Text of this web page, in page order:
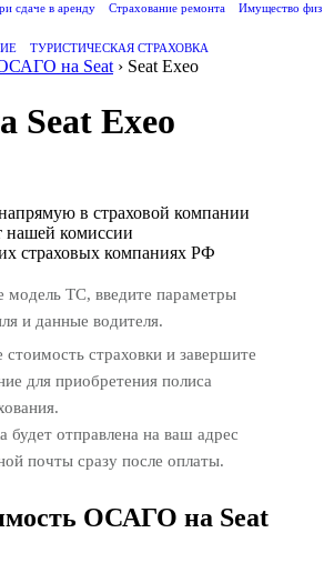
сдаче в аренду Страхование ремонта
Имущество физ
ТУРИСТИЧЕСКАЯ СТРАХОВКА
на Seat › Seat Exeo
Exeo
в страховой компании
нашей комиссии
страховых компаниях РФ
модель ТС, введите параметры
и данные водителя.
стоимость страховки и завершите
для приобретения полиса
будет отправлена на ваш адрес
почты сразу после оплаты.
ОСАГО на Seat